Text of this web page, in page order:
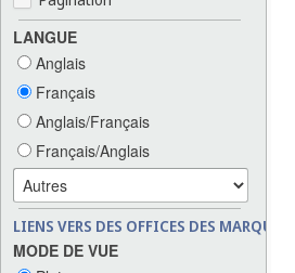
LANGUE
Anglais
Français
Anglais/Français
Français/Anglais
LIENS VERS DES OFFICES DES MARQUES
MODE DE VUE